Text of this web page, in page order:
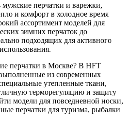
перчатки и варежки,
и комфорт в холодное время
ассортимент моделей для
зимних перчаток до
подходящих для активного
перчатки в Москве? В HFT
из современных
утепленные ткани,
терморегуляцию и защиту
модели для повседневной носки,
перчатки для туризма, рыбалки